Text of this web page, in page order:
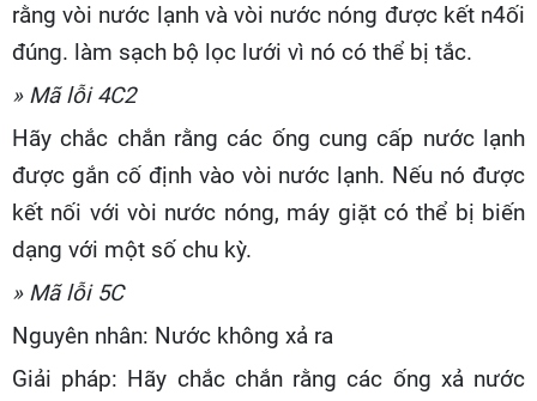
rằng vòi nước lạnh và vòi nước nóng được kết n4ối
đúng. làm sạch bộ lọc lưới vì nó có thể bị tắc.
» Mã lỗi 4C2
Hãy chắc chắn rằng các ống cung cấp nước lạnh
được gắn cố định vào vòi nước lạnh. Nếu nó được
kết nối với vòi nước nóng, máy giặt có thể bị biến
dạng với một số chu kỳ.
» Mã lỗi 5C
Nguyên nhân: Nước không xả ra
Giải pháp: Hãy chắc chắn rằng các ống xả nước